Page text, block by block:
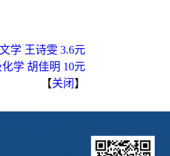
学 王诗雯 3.6元
学 胡佳明 10元
【关闭 】